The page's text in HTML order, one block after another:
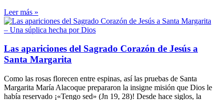
Leer más »
Las apariciones del Sagrado Corazón de Jesús a
Santa Margarita
Como las rosas florecen entre espinas, así las pruebas de Santa
Margarita María Alacoque prepararon la insigne misión que Dios le
había reservado ¡«Tengo sed» (Jn 19, 28)! Desde hace siglos, la